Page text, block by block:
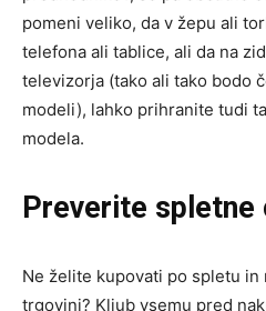
pomeni veliko, da v žepu ali
telefona ali tablice, ali da na
televizorja (tako ali tako bodo
modeli), lahko prihranite tudi
modela.
Preverite spletne
Ne želite kupovati po spletu
trgovini? Kljub vsemu pred